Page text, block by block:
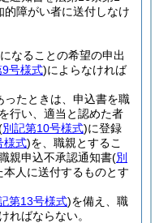
障がい者に送付しなけ
なることの希望の申出
9号様式)によらなければ
ったときは、申込書を職
行い、適当と認めた者
別記第10号様式)に登録
様式)を、職親とするこ
親申込不承認通知書(別
人に送付するものとす
第13号様式)を備え、職
ればならない。